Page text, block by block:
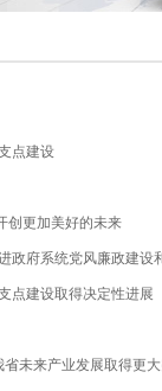
点建设
创更加美好的未来
政府系统党风廉政建设
点建设取得决定性进展
未来产业发展取得更